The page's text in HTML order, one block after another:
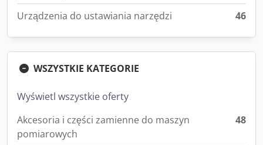
Urządzenia do ustawiania narzędzi 46
WSZYSTKIE KATEGORIE
Wyświetl wszystkie oferty
Akcesoria i części zamienne do maszyn
pomiarowych
48